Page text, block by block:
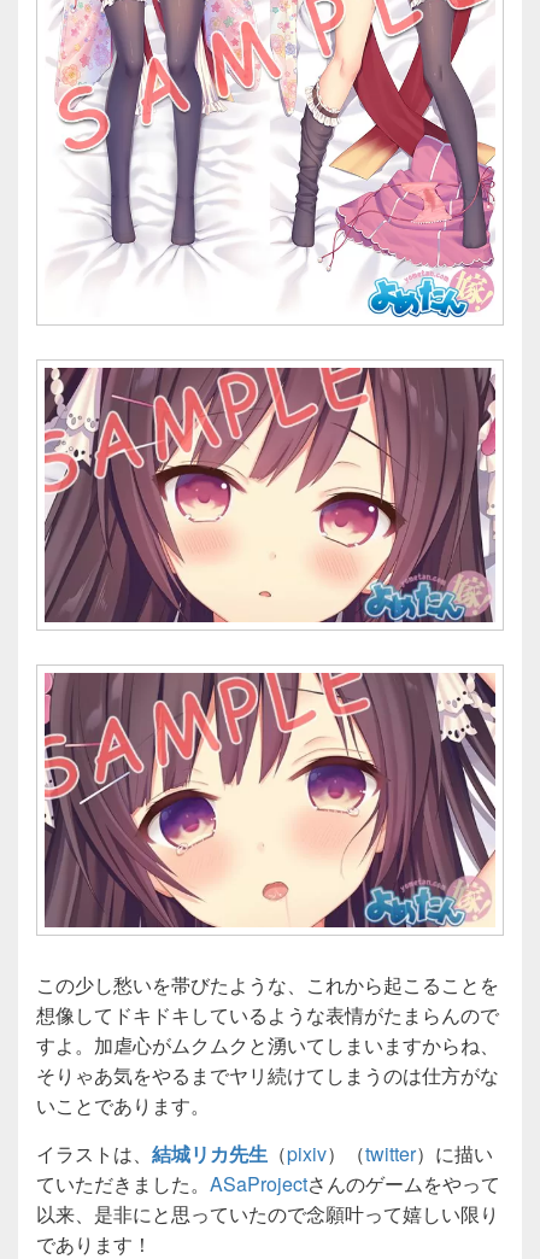
この少し愁いを帯びたような、これから起こることを
想像してドキドキしているような表情がたまらんので
すよ。加虐心がムクムクと湧いてしまいますからね、
そりゃあ気をやるまでヤリ続けてしまうのは仕方がな
いことであります。
イラストは、 結城リカ先生 （pixiv）（twitter）に描い
ていただきました。 ASaProjectさんのゲームをやって
以来、是非にと思っていたので念願叶って嬉しい限り
であります！